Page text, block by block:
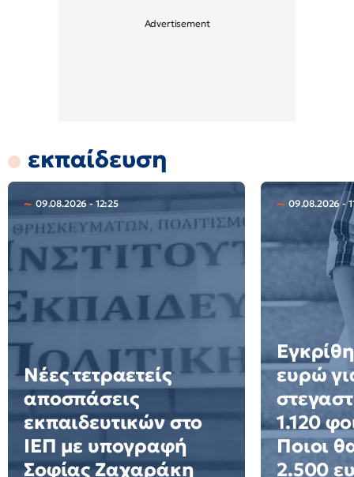
εκπαίδευση
09.08.2026 - 12:25
Νέες τετραετείς
αποσπάσεις
εκπαιδευτικών στο
ΙΕΠ με υπογραφή
Σοφίας Ζαχαράκη
09.08.2026 -
ευρώ
1.120
Ποιοι
2.500